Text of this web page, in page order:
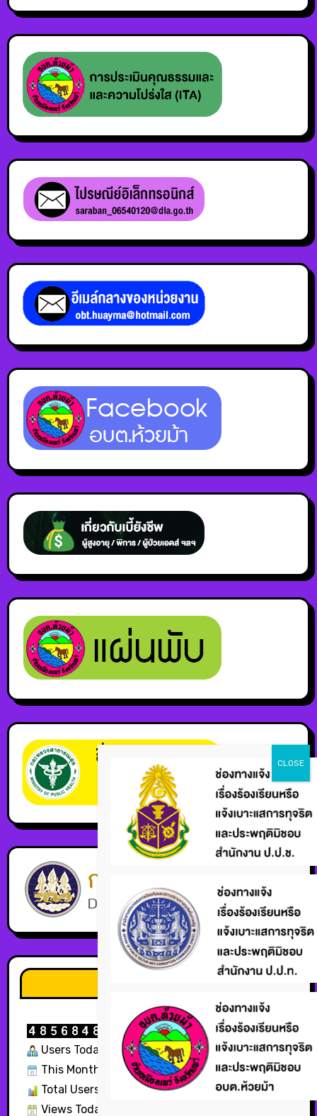
Users Today : 176
This Month : 3209
Total Users : 324568
Views Today : 214